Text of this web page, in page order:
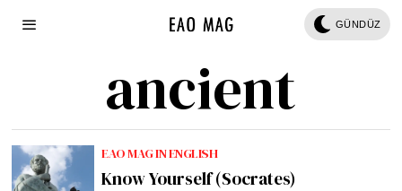
GÜNDÜZ
ancient
EAO MAG IN ENGLISH
Know Yourself (Socrates)